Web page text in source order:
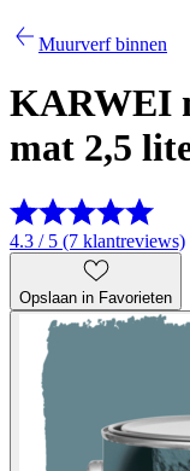
Muurverf binnen
KARWEI
mat 2,5
4.3 / 5 (7 klantreviews)
Opslaan in Favorieten